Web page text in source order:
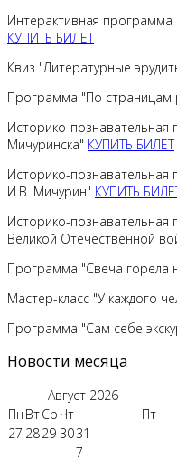
Интерактивная
КУПИТЬ БИЛЕТ
Квиз "Литературные
Программа "По страницам
Историко-
Мичуринска" КУПИТЬ БИЛЕТ
Историко-
И.В. Мичурин" КУПИТЬ
Историко-
Великой Отечественной
Программа "Свеча горела
Мастер-класс "У каждого
Программа "Сам себе
Новости месяца
Август 2026
Пн ВтСр Чт Пт
27 2829 3031
7